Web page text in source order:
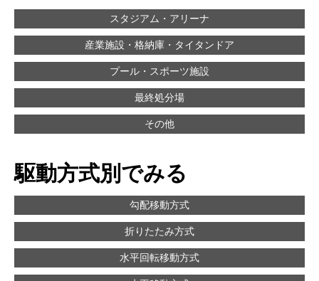
スタジアム・アリーナ
産業施設・格納庫・タイタンドア
プール・スポーツ施設
最終処分場
その他
駆動方式別でみる
勾配移動方式
折りたたみ方式
水平回転移動方式